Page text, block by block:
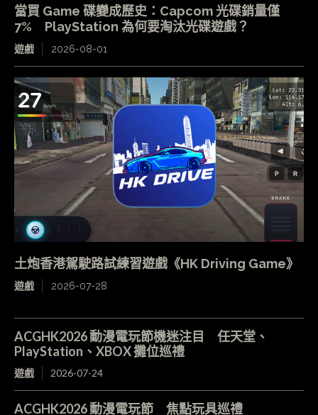
當買 Game 碟變成歷史：Capcom 光碟銷量僅
7% PlayStation 為何要淘汰光碟遊戲？
遊戲 2026-08-01
土炮香港駕駛路試練習遊戲《HK Driving Game》
遊戲 2026-07-28
ACGHK2026 動漫電玩節機迷注目 任天堂、
PlayStation、XBOX 攤位巡禮
遊戲 2026-07-24
ACGHK2026 動漫電玩節 焦點玩具巡禮